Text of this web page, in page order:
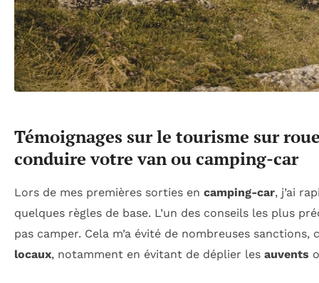
Témoignages sur le tourisme sur
conduire votre van ou camping-car
Lors de mes premières sorties en camping-car, j’ai
quelques règles de base. L’un des conseils les plus
pas camper. Cela m’a évité de nombreuses
locaux, notamment en évitant de déplier les auvents